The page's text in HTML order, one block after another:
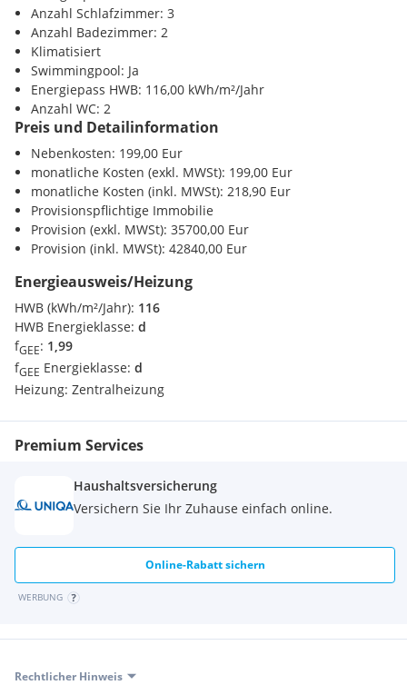
entdecken Sie das Potenzial dieser seltenen Marchfeld-
Liegenschaft.
Anzahl Schlafzimmer: 3
Anzahl Badezimmer: 2
Klimatisiert
Swimmingpool: Ja
Energiepass HWB: 116,00 kWh/m²/Jahr
Anzahl WC: 2
Preis und Detailinformation
Nebenkosten: 199,00 Eur
monatliche Kosten (exkl. MWSt): 199,00 Eur
monatliche Kosten (inkl. MWSt): 218,90 Eur
Provisionspflichtige Immobilie
Provision (exkl. MWSt): 35700,00 Eur
Provision (inkl. MWSt): 42840,00 Eur
Energieausweis/Heizung
HWB (kWh/m²/Jahr): 116
HWB Energieklasse: d
fGEE: 1,99
fGEE Energieklasse: d
Heizung: Zentralheizung
Premium Services
Haushaltsversicherung
Versichern Sie Ihr Zuhause einfach online.
Online-Rabatt sichern
WERBUNG
Rechtlicher Hinweis